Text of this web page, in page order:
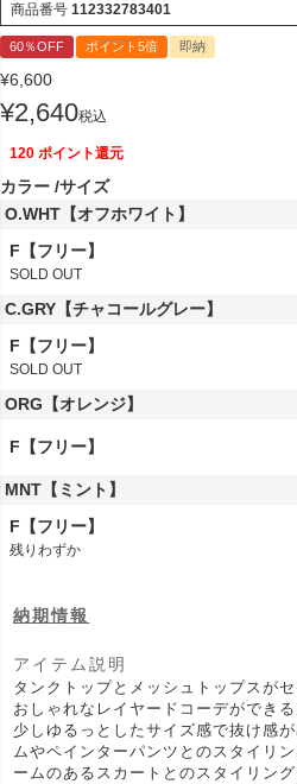
商品番号 112332783401
60％OFF ポイント5倍 即納
¥6,600
¥2,640税込
120 ポイント還元
カラー サイズ
O.WHT【オフホワイト】
F【フリー】
SOLD OUT
C.GRY【チャコールグレー】
F【フリー】
SOLD OUT
ORG【オレンジ】
F【フリー】
MNT【ミント】
F【フリー】
残りわずか
納期情報
アイテム説明
タンクトップとメッシュトップスが
おしゃれなレイヤードコーデができ
少しゆるっとしたサイズ感で抜け感
ムやペインターパンツとのスタイリ
ームのあるスカートとのスタイリン